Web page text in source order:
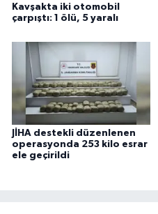
Kavşakta iki otomobil
çarpıştı: 1 ölü, 5 yaralı
JİHA destekli düzenlenen
operasyonda 253 kilo esrar
ele geçirildi